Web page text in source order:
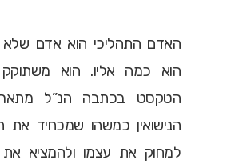
האדם התהליכי הוא אדם שלא
הוא כמה אליו. הוא
הטקסט בכתבה הנ”ל
הנישואין כמשהו שמכחיד את
למחוק את עצמו ולהמציא